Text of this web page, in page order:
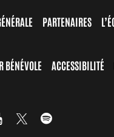
PARTENAIRES
BÉNÉVOLE ACCESSIBILITÉ